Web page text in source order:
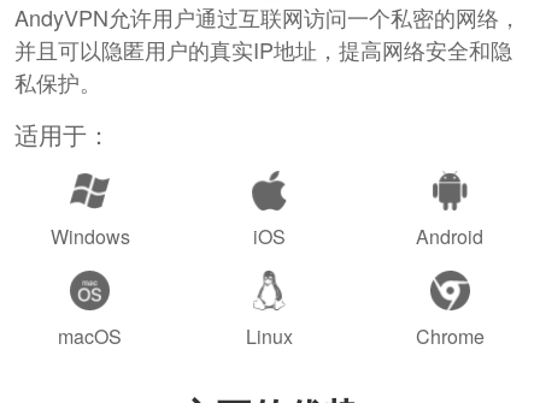
AndyVPN允许用户通过互联网访问一个私密的网络，
并且可以隐匿用户的真实IP地址，提高网络安全和隐
私保护。
适用于：
Windows iOS Android
macOS Linux Chrome